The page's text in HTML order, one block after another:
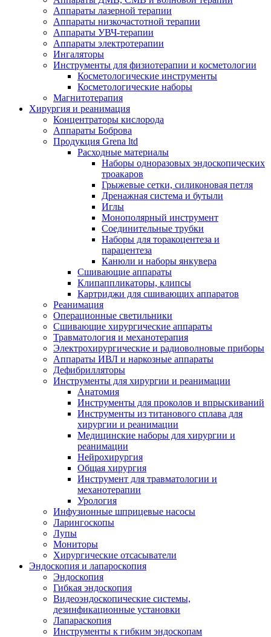
Аппараты лазерной терапии
Аппараты низкочастотной терапии
Аппараты УВЧ-терапии
Аппараты электротерапии
Ингаляторы
Инструменты для физиотерапии и косметологии
Косметологические инструменты
Косметологические наборы
Магнитотерапия
Хирургия и реанимация
Концентраторы кислорода
Аппараты Боброва
Продукция Grena ltd
Расходные материалы
Наборы одноразовых эндоскопических
троакаров
Грыжевые сетки, силиконовая петля
Дренажная система и бутыли
Иглы
Монополярный инструмент
Соединительные трубки
Наборы для торакоцентеза и
парацентеза
Канюли и наборы янкувера
Сшивающие аппараты
Клипаппликаторы, клипсы
Картриджи для сшивающих аппаратов
Реанимация
Операционные светильники
Сшивающие хирургические аппараты
Травматология и механотерапия
Электрохирургические и радиоволновые приборы
Аппараты ИВЛ и наркозные аппараты
Дефибрилляторы
Инструменты для хирургии и реанимации
Анатомия
Инструменты для проколов и впрыскиваний
Инструменты из титанового сплава для
хирургии и реанимации
Медицинские наборы для хирургии и
реанимации
Нейрохирургия
Общая хирургия
Инструмент для травматологии и
механотерапии
Урология
Инфузионные шприцевые насосы
Ларингоскопы
Лупы
Мониторы
Хирургические отсасыватели
Эндоскопия и лапароскопия
Эндоскопия
Гибкая эндоскопия
Видеоэндоскопические системы,
дезинфикационные установки
Лапараскопия
Инструменты к гибким эндоскопам